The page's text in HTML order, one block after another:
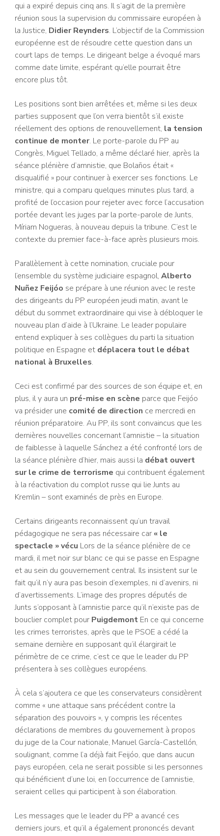
qui a expiré depuis cinq ans. Il s’agit de la première
réunion sous la supervision du commissaire européen à
la Justice, Didier Reynders. L’objectif de la Commission
européenne est de résoudre cette question dans un
court laps de temps. Le dirigeant belge a évoqué mars
comme date limite, espérant qu’elle pourrait être
encore plus tôt.
Les positions sont bien arrêtées et, même si les deux
parties supposent que l’on verra bientôt s’il existe
réellement des options de renouvellement, la tension
continue de monter. Le porte-parole du PP au
Congrès, Miguel Tellado, a même déclaré hier, après la
séance plénière d’amnistie, que Bolaños était «
disqualifié » pour continuer à exercer ses fonctions. Le
ministre, qui a comparu quelques minutes plus tard, a
profité de l’occasion pour rejeter avec force l’accusation
portée devant les juges par la porte-parole de Junts,
Míriam Nogueras, à nouveau depuis la tribune. C’est le
contexte du premier face-à-face après plusieurs mois.
Parallèlement à cette nomination, cruciale pour
l’ensemble du système judiciaire espagnol, Alberto
Nuñez Feijóo se prépare à une réunion avec le reste
des dirigeants du PP européen jeudi matin, avant le
début du sommet extraordinaire qui vise à débloquer le
nouveau plan d’aide à l’Ukraine. Le leader populaire
entend expliquer à ses collègues du parti la situation
politique en Espagne et déplacera tout le débat
national à Bruxelles.
Ceci est confirmé par des sources de son équipe et, en
plus, il y aura un pré-mise en scène parce que Feijóo
va présider une comité de direction ce mercredi en
réunion préparatoire. Au PP, ils sont convaincus que les
dernières nouvelles concernant l’amnistie – la situation
de faiblesse à laquelle Sánchez a été confronté lors de
la séance plénière d’hier, mais aussi la débat ouvert
sur le crime de terrorisme qui contribuent également
à la réactivation du complot russe qui lie Junts au
Kremlin – sont examinés de près en Europe.
Certains dirigeants reconnaissent qu’un travail
pédagogique ne sera pas nécessaire car « le
spectacle » vécu Lors de la séance plénière de ce
mardi, il met noir sur blanc ce qui se passe en Espagne
et au sein du gouvernement central. Ils insistent sur le
fait qu’il n’y aura pas besoin d’exemples, ni d’avenirs, ni
d’avertissements. L’image des propres députés de
Junts s’opposant à l’amnistie parce qu’il n’existe pas de
bouclier complet pour Puigdemont En ce qui concerne
les crimes terroristes, après que le PSOE a cédé la
semaine dernière en supposant qu’il élargirait le
périmètre de ce crime, c’est ce que le leader du PP
présentera à ses collègues européens.
À cela s’ajoutera ce que les conservateurs considèrent
comme « une attaque sans précédent contre la
séparation des pouvoirs », y compris les récentes
déclarations de membres du gouvernement à propos
du juge de la Cour nationale, Manuel García-Castellón,
soulignant, comme l’a déjà fait Feijóo, que dans aucun
pays européen, cela ne serait possible si les personnes
qui bénéficient d’une loi, en l’occurrence de l’amnistie,
seraient celles qui participent à son élaboration.
Les messages que le leader du PP a avancé ces
derniers jours, et qu’il a également prononcés devant